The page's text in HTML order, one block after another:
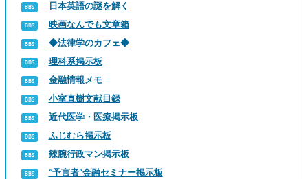
日本英語の謎を解く
映画なんでも文章箱
◆法律学のカフェ◆
理科系掲示板
金融情報メモ
小室直樹文献目録
近代医学・医療掲示板
ふじむら掲示板
辣腕行政マン掲示板
“予言者”金融セミナー掲示板